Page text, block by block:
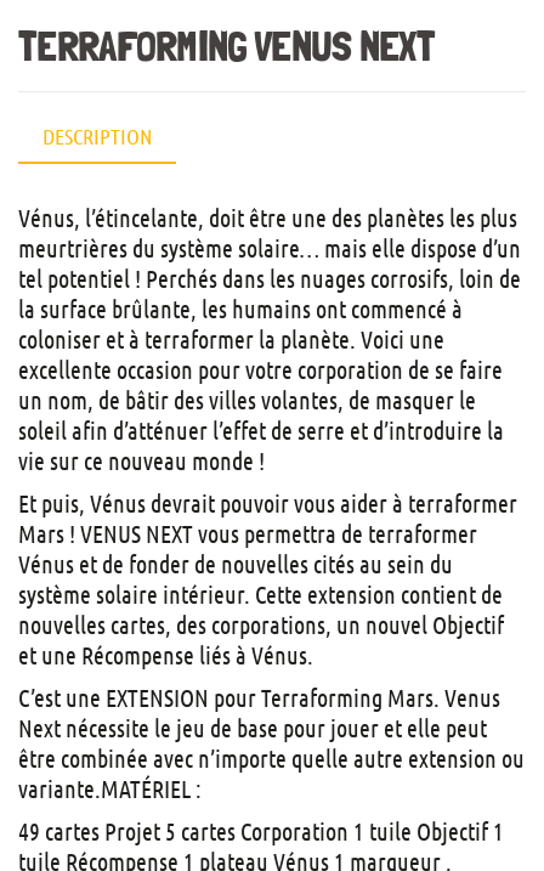
TERRAFORMING VENUS NEXT
DESCRIPTION
Vénus, l’étincelante, doit être une des planètes les plus
meurtrières du système solaire… mais elle dispose d’un
tel potentiel ! Perchés dans les nuages corrosifs, loin de
la surface brûlante, les humains ont commencé à
coloniser et à terraformer la planète. Voici une
excellente occasion pour votre corporation de se faire
un nom, de bâtir des villes volantes, de masquer le
soleil afin d’atténuer l’effet de serre et d’introduire la
vie sur ce nouveau monde !
Et puis, Vénus devrait pouvoir vous aider à terraformer
Mars ! VENUS NEXT vous permettra de terraformer
Vénus et de fonder de nouvelles cités au sein du
système solaire intérieur. Cette extension contient de
nouvelles cartes, des corporations, un nouvel Objectif
et une Récompense liés à Vénus.
C’est une EXTENSION pour Terraforming Mars. Venus
Next nécessite le jeu de base pour jouer et elle peut
être combinée avec n’importe quelle autre extension ou
variante.MATÉRIEL :
49 cartes Projet 5 cartes Corporation 1 tuile Objectif 1
tuile Récompense 1 plateau Vénus 1 marqueur .